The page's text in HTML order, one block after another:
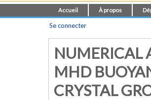
Accueil À propos
Se connecter
NUMERICAL
MHD
CRYSTAL